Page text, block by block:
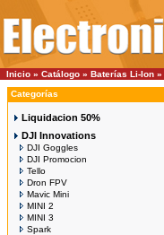
Inicio » Catálogo » Baterías Li-Ion »
Categorías
Liquidacion 50%
DJI Innovations
DJI Goggles
DJI Promocion
Tello
Dron FPV
Mavic Mini
MINI 2
MINI 3
Spark